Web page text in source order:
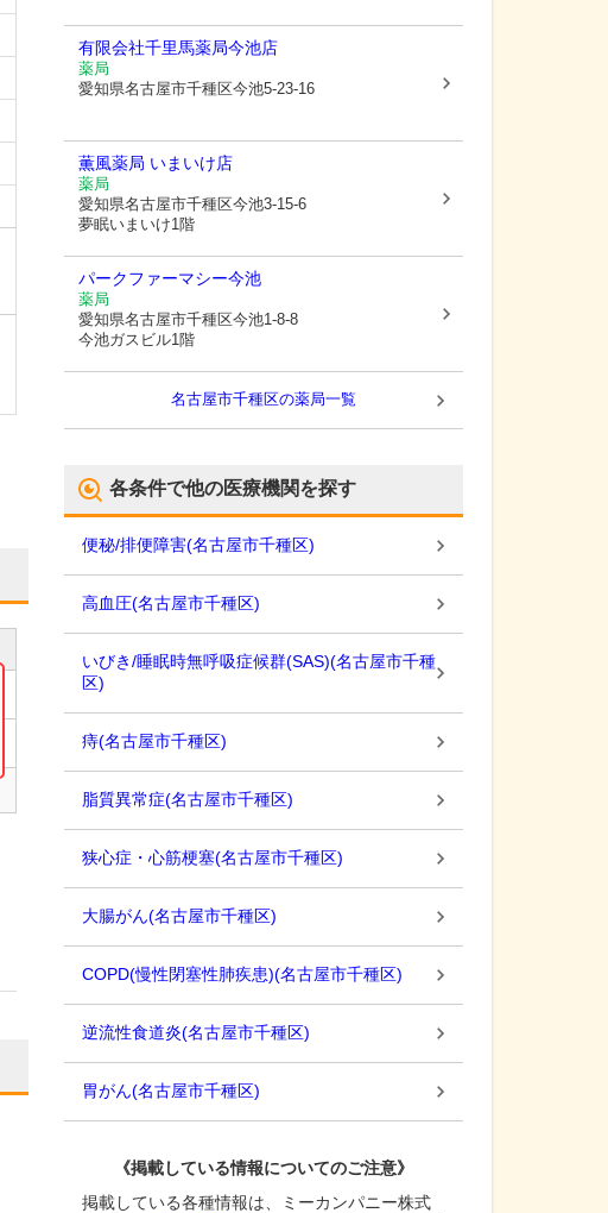
有限会社千里馬薬局今池店
薬局
愛知県名古屋市千種区今池5-23-16
薫風薬局 いまいけ店
薬局
愛知県名古屋市千種区今池3-15-6
夢眠いまいけ1階
パークファーマシー今池
薬局
愛知県名古屋市千種区今池1-8-8
今池ガスビル1階
名古屋市千種区の薬局一覧
各条件で他の医療機関を探す
便秘/排便障害(名古屋市千種区)
高血圧(名古屋市千種区)
いびき/睡眠時無呼吸症候群(SAS)(名古屋市千種
区)
痔(名古屋市千種区)
脂質異常症(名古屋市千種区)
狭心症・心筋梗塞(名古屋市千種区)
大腸がん(名古屋市千種区)
COPD(慢性閉塞性肺疾患)(名古屋市千種区)
逆流性食道炎(名古屋市千種区)
胃がん(名古屋市千種区)
《掲載している情報についてのご注意》
掲載している各種情報は、ミーカンパニー株式